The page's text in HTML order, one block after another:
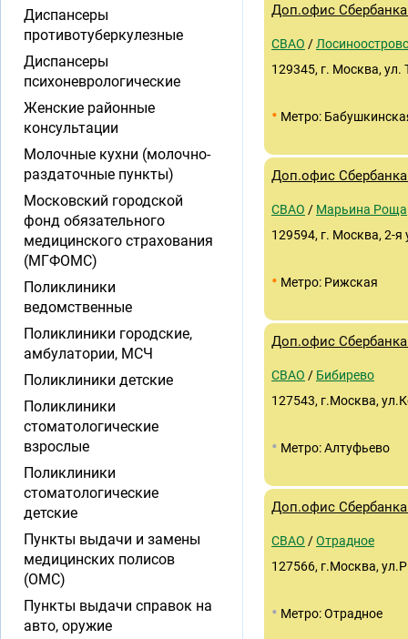
Доп.офис
СВАО /
129345, г. Москва, ул.
• Метро:
Доп.офис
СВАО / Марьина Роща
129594, г. Москва, 2-
• Метро: Рижская
Доп.офис
СВАО / Бибирево
127543, г.Москва,
• Метро: Алтуфьево
Доп.офис
СВАО /Отрадное
127566, г.Москва,
• Метро: Отрадное
Диспансеры
противотуберкулезные
Диспансеры
психоневрологические
Женские районные
консультации
Молочные кухни (молочно-
раздаточные пункты)
Московский городской
фонд обязательного
медицинского страхования
(МГФОМС)
Поликлиники
ведомственные
Поликлиники городские,
амбулатории, МСЧ
Поликлиники детские
Поликлиники
стоматологические
взрослые
Поликлиники
стоматологические
детские
Пункты выдачи и замены
медицинских полисов
(ОМС)
Пункты выдачи справок на
авто, оружие